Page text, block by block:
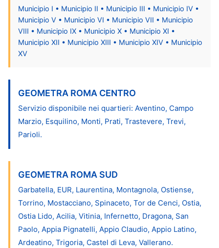
Municipio I • Municipio II • Municipio III • Municipio IV •
Municipio V • Municipio VI • Municipio VII • Municipio
VIII • Municipio IX • Municipio X • Municipio XI •
Municipio XII • Municipio XIII • Municipio XIV • Municipio
XV
GEOMETRA ROMA CENTRO
Servizio disponibile nei quartieri: Aventino, Campo
Marzio, Esquilino, Monti, Prati, Trastevere, Trevi,
Parioli.
GEOMETRA ROMA SUD
Garbatella, EUR, Laurentina, Montagnola, Ostiense,
Torrino, Mostacciano, Spinaceto, Tor de Cenci, Ostia,
Ostia Lido, Acilia, Vitinia, Infernetto, Dragona, San
Paolo, Appia Pignatelli, Appio Claudio, Appio Latino,
Ardeatino, Trigoria, Castel di Leva, Vallerano.